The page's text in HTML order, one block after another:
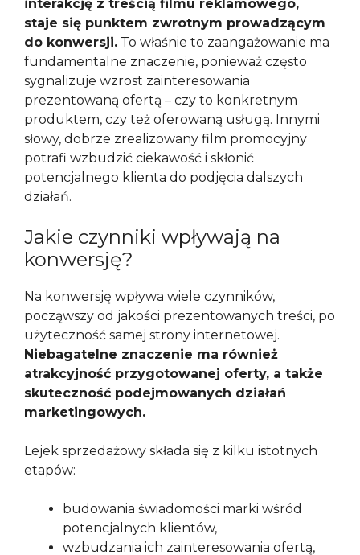
interakcję z treścią filmu reklamowego,
staje się punktem zwrotnym prowadzącym
do konwersji. To właśnie to zaangażowanie ma
fundamentalne znaczenie, ponieważ często
sygnalizuje wzrost zainteresowania
prezentowaną ofertą – czy to konkretnym
produktem, czy też oferowaną usługą. Innymi
słowy, dobrze zrealizowany film promocyjny
potrafi wzbudzić ciekawość i skłonić
potencjalnego klienta do podjęcia dalszych
działań.
Jakie czynniki wpływają na
konwersję?
Na konwersję wpływa wiele czynników,
począwszy od jakości prezentowanych treści, po
użyteczność samej strony internetowej.
Niebagatelne znaczenie ma również
atrakcyjność przygotowanej oferty, a także
skuteczność podejmowanych działań
marketingowych.
Lejek sprzedażowy składa się z kilku istotnych
etapów:
budowania świadomości marki wśród
potencjalnych klientów,
wzbudzania ich zainteresowania ofertą,